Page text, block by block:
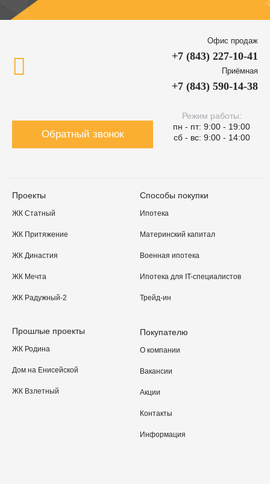
Офис продаж
+7 (843) 227-10-41
Приёмная
+7 (843) 590-14-38
Обратный звонок
Режим работы:
пн - пт: 9:00 - 19:00
сб - вс: 9:00 - 14:00
Проекты
ЖК Статный
ЖК Притяжение
ЖК Династия
ЖК Мечта
ЖК Радужный-2
Прошлые проекты
ЖК Родина
Дом на Енисейской
ЖК Взлетный
Способы покупки
Ипотека
Материнский капитал
Военная ипотека
Ипотека для IT-специалистов
Трейд-ин
Покупателю
О компании
Вакансии
Акции
Контакты
Информация